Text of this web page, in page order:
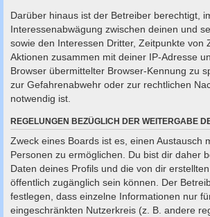
Darüber hinaus ist der Betreiber berechtigt,
Interessenabwägung zwischen deinen und
sowie den Interessen Dritter, Zeitpunkte von
Aktionen zusammen mit deiner IP-Adresse
Browser übermittelter Browser-Kennung zu
zur Gefahrenabwehr oder zur rechtlichen
notwendig ist.
REGELUNGEN BEZÜGLICH DER WEITERGABE
Zweck eines Boards ist es, einen Austausch
Personen zu ermöglichen. Du bist dir daher
Daten deines Profils und die von dir
öffentlich zugänglich sein können. Der
festlegen, dass einzelne Informationen nur
eingeschränkten Nutzerkreis (z. B. andere